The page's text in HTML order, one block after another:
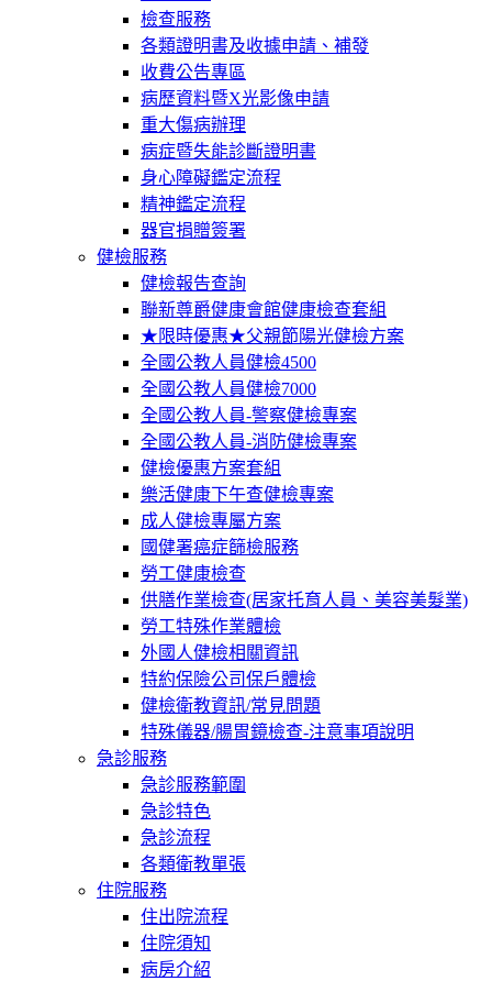
檢查服務
各類證明書及收據申請、補發
收費公告專區
病歷資料暨X光影像申請
重大傷病辦理
病症暨失能診斷證明書
身心障礙鑑定流程
精神鑑定流程
器官捐贈簽署
健檢服務
健檢報告查詢
聯新尊爵健康會館健康檢查套組
★限時優惠★父親節陽光健檢方案
全國公教人員健檢4500
全國公教人員健檢7000
全國公教人員-警察健檢專案
全國公教人員-消防健檢專案
健檢優惠方案套組
樂活健康下午查健檢專案
成人健檢專屬方案
國健署癌症篩檢服務
勞工健康檢查
供膳作業檢查(居家托育人員、美容美髮業)
勞工特殊作業體檢
外國人健檢相關資訊
特約保險公司保戶體檢
健檢衛教資訊/常見問題
特殊儀器/腸胃鏡檢查-注意事項說明
急診服務
急診服務範圍
急診特色
急診流程
各類衛教單張
住院服務
住出院流程
住院須知
病房介紹